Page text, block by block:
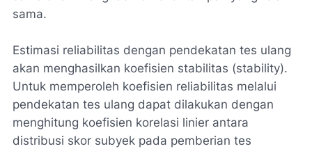
sama.
Estimasi reliabilitas dengan pendekatan tes ulang
akan menghasilkan koefisien stabilitas (stability).
Untuk memperoleh koefisien reliabilitas melalui
pendekatan tes ulang dapat dilakukan dengan
menghitung koefisien korelasi linier antara
distribusi skor subyek pada pemberian tes